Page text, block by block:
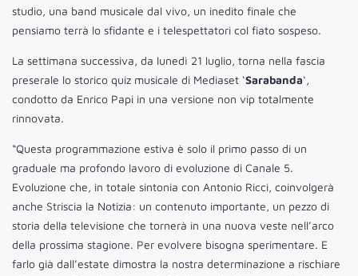
studio, una band musicale dal vivo, un inedito finale che
pensiamo terrà lo sfidante e i telespettatori col fiato sospeso.
La settimana successiva, da lunedì 21 luglio, torna nella fascia
preserale lo storico quiz musicale di Mediaset ‘Sarabanda‘,
condotto da Enrico Papi in una versione non vip totalmente
rinnovata.
“Questa programmazione estiva è solo il primo passo di un
graduale ma profondo lavoro di evoluzione di Canale 5.
Evoluzione che, in totale sintonia con Antonio Ricci, coinvolgerà
anche Striscia la Notizia: un contenuto importante, un pezzo di
storia della televisione che tornerà in una nuova veste nell’arco
della prossima stagione. Per evolvere bisogna sperimentare. E
farlo già dall’estate dimostra la nostra determinazione a rischiare